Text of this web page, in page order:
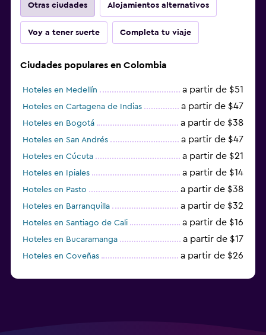
Otras ciudades Alojamientos alternativos
Voy a tener suerte Completa tu viaje
Ciudades populares en Colombia
Hoteles en Medellín a partir de $51
Hoteles en Cartagena de Indias a partir de $47
Hoteles en Bogotá a partir de $38
Hoteles en San Andrés a partir de $47
Hoteles en Cúcuta a partir de $21
Hoteles en Ipiales a partir de $14
Hoteles en Pasto a partir de $38
Hoteles en Barranquilla a partir de $32
Hoteles en Santiago de Cali a partir de $16
Hoteles en Bucaramanga a partir de $17
Hoteles en Coveñas a partir de $26